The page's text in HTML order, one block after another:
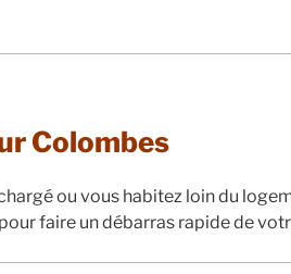
Colombes
ou vous habitez loin du
faire un débarras rapide de